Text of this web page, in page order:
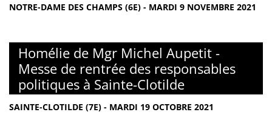
NOTRE-DAME DES CHAMPS (6E) - MARDI 9 NOVEMBRE 2021
Homélie de Mgr Michel Aupetit -
Messe de rentrée des responsables
politiques à Sainte-Clotilde
SAINTE-CLOTILDE (7E) - MARDI 19 OCTOBRE 2021